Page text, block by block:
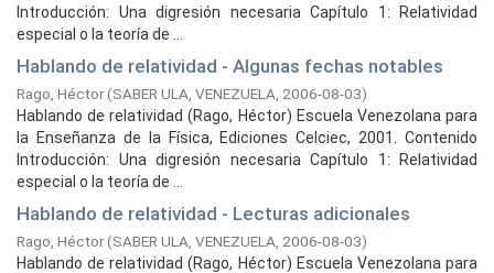
Introducción: Una digresión necesaria Capítulo 1: Relatividad
especial o la teoría de ...
Hablando de relatividad - Algunas fechas notables
Rago, Héctor(SABER ULA, VENEZUELA, 2006-08-03)
Hablando de relatividad (Rago, Héctor) Escuela Venezolana para
la Enseñanza de la Física, Ediciones Celciec, 2001. Contenido
Introducción: Una digresión necesaria Capítulo 1: Relatividad
especial o la teoría de ...
Hablando de relatividad - Lecturas adicionales
Rago, Héctor(SABER ULA, VENEZUELA, 2006-08-03)
Hablando de relatividad (Rago, Héctor) Escuela Venezolana para